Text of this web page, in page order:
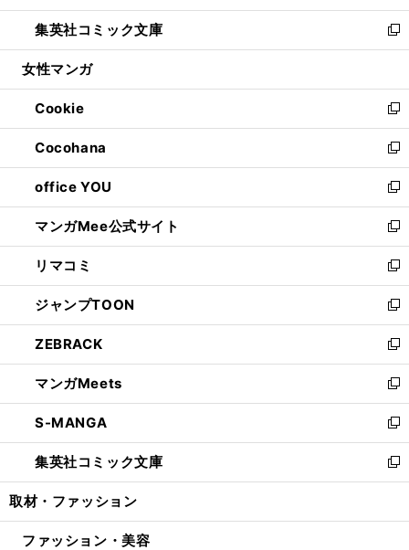
開
く
ウ
で
開
ン
ド
ウ
開
く
ウ
ィ
ン
ウ
で
開
く
し
い
ウ
ン
ド
ウ
で
開
く
集英社コミック文庫
新
し
ウ
ィ
ン
ド
ウ
で
開
く
女性マンガ
Cookie
新
し
い
ウ
ィ
ン
ド
ウ
で
開
く
Cocohana
新
し
い
ウ
ィ
ン
ド
ウ
で
開
く
office YOU
新
し
い
ウ
ィ
ン
ド
ウ
で
開
く
マンガMee公式サイト
新
し
い
ウ
ィ
ン
ド
ウ
で
開
く
リマコミ
新
し
い
ウ
ィ
ン
ド
ウ
で
開
く
ジャンプTOON
新
し
い
ウ
ィ
ン
ド
ウ
で
開
ZEBRACK
新
し
い
ウ
ィ
ン
ド
ウ
開
マンガMeets
新
し
い
ウ
ィ
ン
ウ
S-MANGA
新
し
い
ウ
ン
集英社コミック文庫
新
し
ウ
取材・ファッション
ファッション・美容